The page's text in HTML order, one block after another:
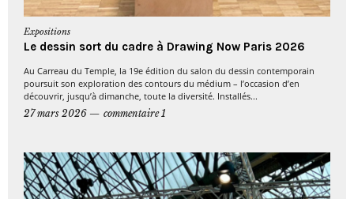
Expositions
Le dessin sort du cadre à Drawing Now Paris 2026
Au Carreau du Temple, la 19e édition du salon du dessin contemporain
poursuit son exploration des contours du médium – l’occasion d’en
découvrir, jusqu’à dimanche, toute la diversité. Installés...
27 mars 2026
commentaire 1